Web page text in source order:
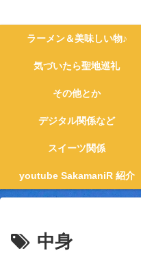
ラーメン＆美味しい物♪
気づいたら聖地巡礼
その他とか
デジタル関係など
スイーツ関係
youtube SakamaniR 紹介
中身